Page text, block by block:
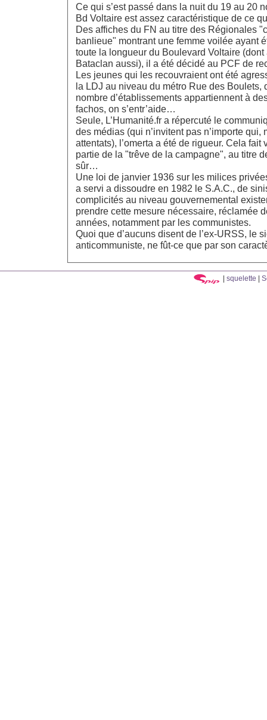
Ce qui s’est passé dans la nuit du 19 au 20
Bd Voltaire est assez caractéristique de ce
Des affiches du FN au titre des Régionales
banlieue" montrant une femme voilée ayant
toute la longueur du Boulevard Voltaire (dont
Bataclan aussi), il a été décidé au PCF de
Les jeunes qui les recouvraient ont été
la LDJ au niveau du métro Rue des Boulets,
nombre d’établissements appartiennent à
fachos, on s’entr’aide…
Seule, L’Humanité.fr a répercuté le
des médias (qui n’invitent pas n’importe qui,
attentats), l’omerta a été de rigueur. Cela fait
partie de la "trêve de la campagne", au titre
sûr…
Une loi de janvier 1936 sur les milices
a servi a dissoudre en 1982 le S.A.C., de
complicités au niveau gouvernemental
prendre cette mesure nécessaire, réclamée
années, notamment par les communistes.
Quoi que d’aucuns disent de l’ex-URSS, le
anticommuniste, ne fût-ce que par son
| squelette |